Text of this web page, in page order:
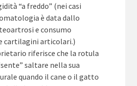
“a freddo” (nei casi
è data dallo
e consumo
cartilagini articolari.)
riferisce che la rotula
saltare nella sua
quando il cane o il gatto